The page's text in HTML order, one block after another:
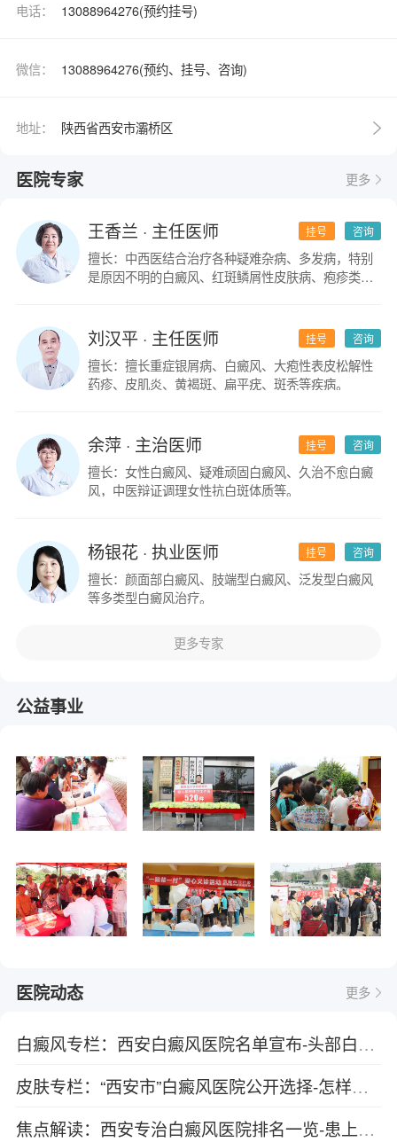
电话： 13088964276(预约挂号)
微信： 13088964276(预约、挂号、咨询)
地址： 陕西省西安市灞桥区
医院专家 更多
咨询
挂号
王香兰 · 主任医师
擅长：中西医结合治疗各种疑难杂病、多发病，特别
是原因不明的白癜风、红斑鳞屑性皮肤病、疱疹类皮
咨询
挂号
刘汉平· 主任医师
擅长：擅长重症银屑病、白癜风、大疱性表皮松解性
药疹、皮肌炎、黄褐斑、扁平疣、斑秃等疾病。
咨询
挂号
余萍· 主治医师
擅长：女性白癜风、疑难顽固白癜风、久治不愈白癜
风，中医辩证调理女性抗白斑体质等。
咨询
挂号
杨银花· 执业医师
擅长：颜面部白癜风、肢端型白癜风、泛发型白癜风
等多类型白癜风治疗。
更多专家
公益事业
医院动态 更多
白癜风专栏：西安白癜风医院名单宣布-头部白癜风常见的发病原因有哪些？
皮肤专栏：“西安市”白癜风医院公开选择-怎样从白斑颜色上看病情
焦点解读：西安专治白癜风医院排名一览-患上白癜风后应避免吃哪些食物？